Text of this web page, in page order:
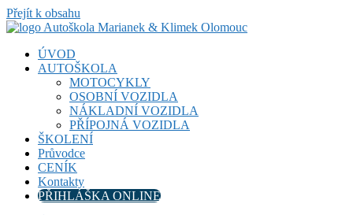
Přejít k obsahu
ÚVOD
AUTOŠKOLA
MOTOCYKLY
OSOBNÍ VOZIDLA
NÁKLADNÍ VOZIDLA
PŘÍPOJNÁ VOZIDLA
ŠKOLENÍ
Průvodce
CENÍK
Kontakty
PŘIHLÁŠKA ONLINE